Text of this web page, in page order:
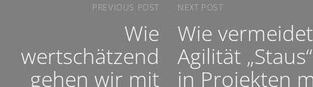
PREVIOUS POST
Wie
wertschätzend
gehen wir mit
NEXT POST
Wie vermeidet
Agilität „Staus“
in Projekten